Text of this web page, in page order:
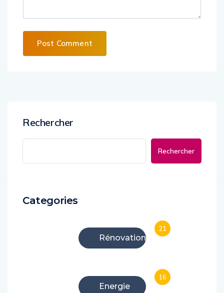
Rechercher
Rechercher
Categories
Rénovation
21
Energie
16